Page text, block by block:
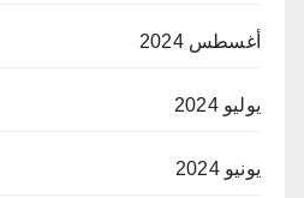
أغسطس 2024
يوليو 2024
يونيو 2024